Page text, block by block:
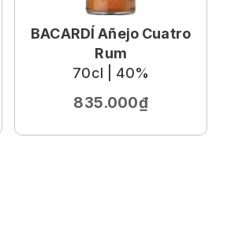
BACARDÍ Añejo Cuatro
Rum
70cl | 40%
835.000₫